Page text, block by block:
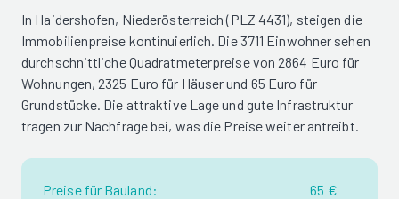
In Haidershofen, Niederösterreich (PLZ 4431), steigen die
Immobilienpreise kontinuierlich. Die 3711 Einwohner sehen
durchschnittliche Quadratmeterpreise von 2864 Euro für
Wohnungen, 2325 Euro für Häuser und 65 Euro für
Grundstücke. Die attraktive Lage und gute Infrastruktur
tragen zur Nachfrage bei, was die Preise weiter antreibt.
Preise für Bauland:
65 €